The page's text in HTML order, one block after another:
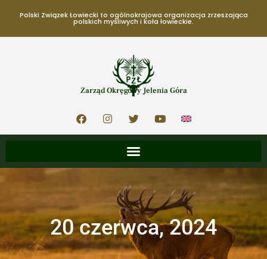
Polski Związek Łowiecki to ogólnokrajowa organizacja zrzeszająca
polskich myśliwych i koła łowieckie.
Zarząd Okręgowy Jelenia Góra
20 czerwca, 2024